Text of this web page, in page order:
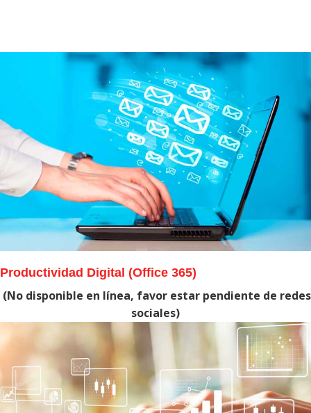
Productividad Digital (Office 365)
(No disponible en línea, favor estar pendiente de redes
sociales)